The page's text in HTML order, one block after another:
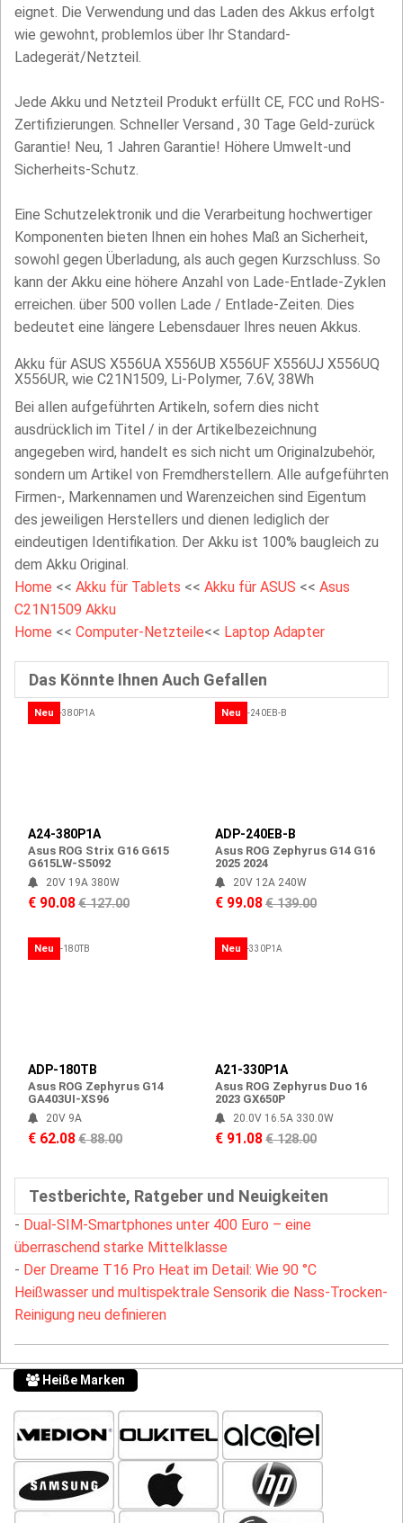
eignet. Die Verwendung und das Laden des Akkus erfolgt
wie gewohnt, problemlos über Ihr Standard-
Ladegerät/Netzteil.
Jede Akku und Netzteil Produkt erfüllt CE, FCC und RoHS-
Zertifizierungen. Schneller Versand , 30 Tage Geld-zurück
Garantie! Neu, 1 Jahren Garantie! Höhere Umwelt-und
Sicherheits-Schutz.
Eine Schutzelektronik und die Verarbeitung hochwertiger
Komponenten bieten Ihnen ein hohes Maß an Sicherheit,
sowohl gegen Überladung, als auch gegen Kurzschluss. So
kann der Akku eine höhere Anzahl von Lade-Entlade-Zyklen
erreichen. über 500 vollen Lade / Entlade-Zeiten. Dies
bedeutet eine längere Lebensdauer Ihres neuen Akkus.
Akku für ASUS X556UA X556UB X556UF X556UJ X556UQ
X556UR, wie C21N1509, Li-Polymer, 7.6V, 38Wh
Bei allen aufgeführten Artikeln, sofern dies nicht
ausdrücklich im Titel / in der Artikelbezeichnung
angegeben wird, handelt es sich nicht um Originalzubehör,
sondern um Artikel von Fremdherstellern. Alle aufgeführten
Firmen-, Markennamen und Warenzeichen sind Eigentum
des jeweiligen Herstellers und dienen lediglich der
eindeutigen Identifikation. Der Akku ist 100% baugleich zu
dem Akku Original.
Home << Akku für Tablets << Akku für ASUS << Asus
C21N1509 Akku
Home << Computer-Netzteile<< Laptop Adapter
Das Könnte Ihnen Auch Gefallen
Neu
A24-380P1A
Asus ROG Strix G16 G615
G615LW-S5092
20V 19A 380W
€ 90.08€ 127.00
Neu
ADP-240EB-B
Asus ROG Zephyrus G14 G16
2025 2024
20V 12A 240W
€ 99.08€ 139.00
Neu
ADP-180TB
Asus ROG Zephyrus G14
GA403UI-XS96
20V 9A
€ 62.08€ 88.00
Neu
A21-330P1A
Asus ROG Zephyrus Duo 16
2023 GX650P
20.0V 16.5A 330.0W
€ 91.08€ 128.00
Testberichte, Ratgeber und Neuigkeiten
- Dual-SIM-Smartphones unter 400 Euro – eine
überraschend starke Mittelklasse
- Der Dreame T16 Pro Heat im Detail: Wie 90 °C
Heißwasser und multispektrale Sensorik die Nass-Trocken-
Reinigung neu definieren
Heiße Marken